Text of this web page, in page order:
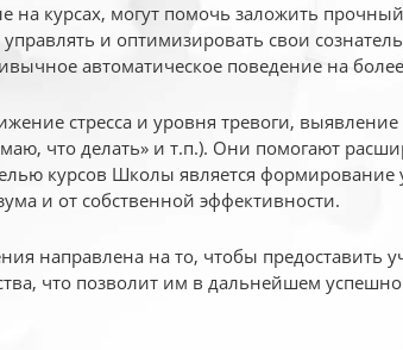
на курсах, могут помочь заложить
и оптимизировать свои
автоматическое поведение на
стресса и уровня тревоги,
что делать» и т.п.). Они помогают
курсов Школы является формирование
и от собственной эффективности.
направлена на то, чтобы предоставить
что позволит им в дальнейшем